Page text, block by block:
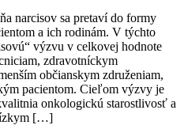
narcisov sa pretaví do formy
a ich rodinám. V týchto
výzvu v celkovej hodnote
zdravotníckym
občianskym združeniam,
pacientom. Cieľom výzvy je
onkologickú starostlivosť a
[…]